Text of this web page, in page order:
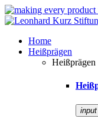
Home
Heißprägen
Heißprägen
input